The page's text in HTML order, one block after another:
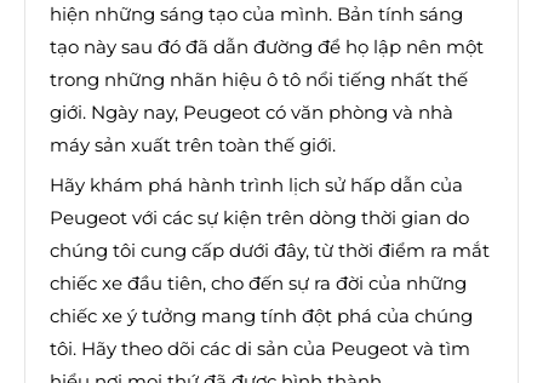
hiện những sáng tạo của mình. Bản tính sáng
tạo này sau đó đã dẫn đường để họ lập nên một
trong những nhãn hiệu ô tô nổi tiếng nhất thế
giới. Ngày nay, Peugeot có văn phòng và nhà
máy sản xuất trên toàn thế giới.
Hãy khám phá hành trình lịch sử hấp dẫn của
Peugeot với các sự kiện trên dòng thời gian do
chúng tôi cung cấp dưới đây, từ thời điểm ra mắt
chiếc xe đầu tiên, cho đến sự ra đời của những
chiếc xe ý tưởng mang tính đột phá của chúng
tôi. Hãy theo dõi các di sản của Peugeot và tìm